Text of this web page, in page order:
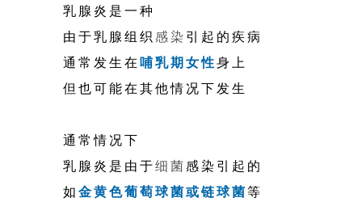
乳腺炎是一种
由于乳腺组织 感染 引起的疾病
通常发生在哺乳期女性身上
但也可能在其他情况下发生
通常情况下
乳腺炎是由于细菌感染引起的
如金黄色葡萄球菌或链球菌等